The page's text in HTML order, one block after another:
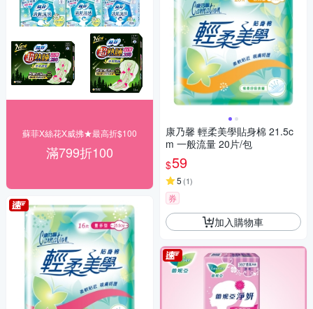
蘇菲X絲花X威拂★最高折$100
滿799折100
康乃馨 輕柔美學貼身棉 21.5c
m 一般流量 20片/包
$59
5 (1)
券
加入購物車